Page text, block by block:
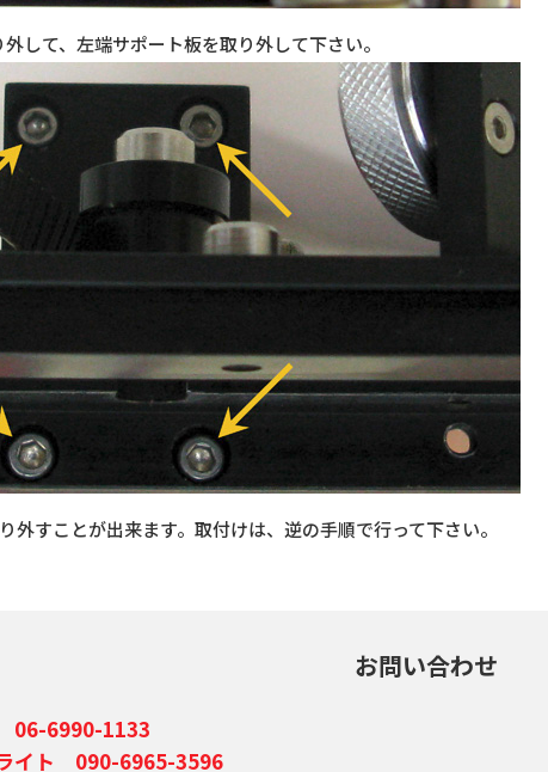
して、左端サポート板を取り外して下さい。
外すことが出来ます。取付けは、逆の手順で行って下さい。
お問い合わせ
6990-1133
イト 090-6965-3596